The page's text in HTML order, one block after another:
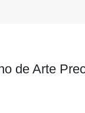
de Arte